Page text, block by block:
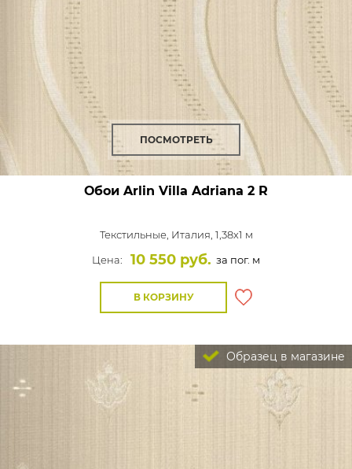
ПОСМОТРЕТЬ
Обои Arlin Villa Adriana 2 R
Текстильные, Италия, 1,38x1 м
Цена:
10 550 руб. за пог. м
В КОРЗИНУ
Образец в магазине